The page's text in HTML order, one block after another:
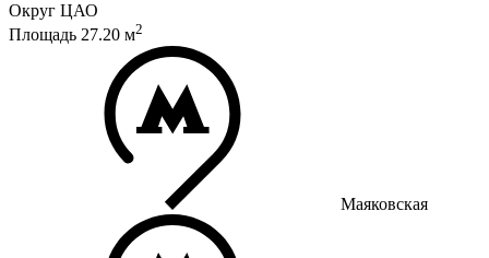
Округ ЦАО
Площадь 27.20 м2
Маяковская